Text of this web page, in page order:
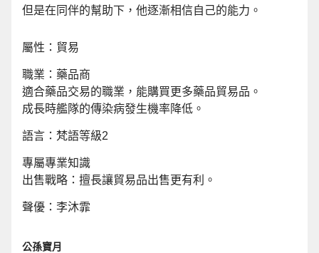
但是在同伴的幫助下，他逐漸相信自己的能力。
屬性：貿易
職業：藥品商
適合藥品交易的職業，能購買更多藥品貿易品。
成長時艦隊的傳染病發生機率降低。
語言：梵語等級2
專屬專業知識
出售戰略：擅長讓貿易品出售更有利。
聲優：李沐霏
公孫寶月